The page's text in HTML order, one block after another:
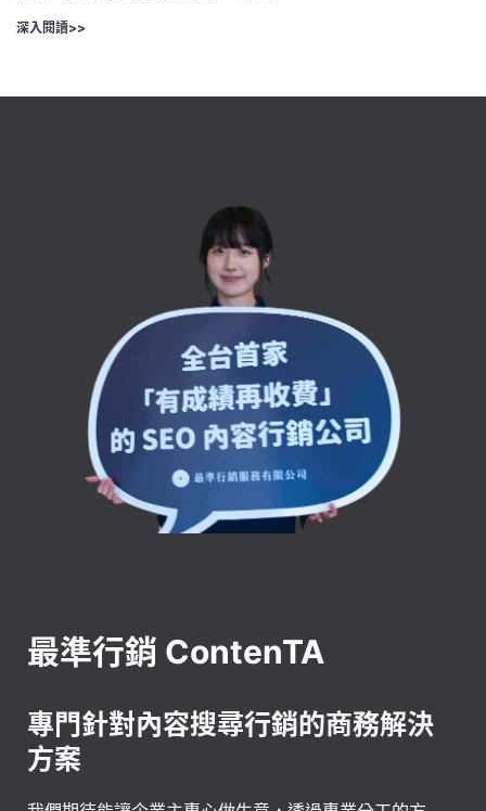
深入閱讀>>
最準行銷 ContenTA
專門針對內容搜尋行銷的商務解決
方案